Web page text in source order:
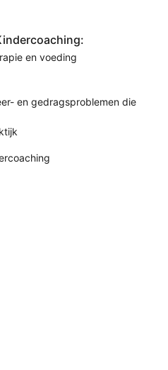
en voeding
en gedragsproblemen die